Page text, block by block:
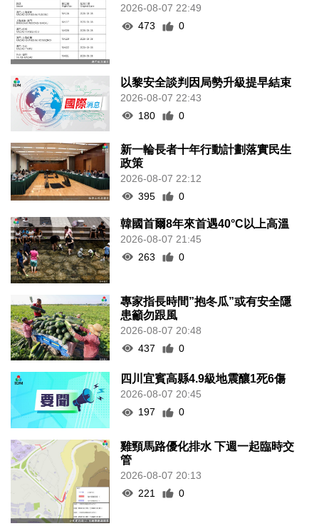
2026-08-07 22:49
473
0
以黎安全談判因局勢升級提早結束
2026-08-07 22:43
180
0
新一輪長者十年行動計劃落實民生
政策
2026-08-07 22:12
395
0
韓國首爾8年來首遇40°C以上高溫
2026-08-07 21:45
263
0
專家指長時間”抱冬瓜”或有安全隱
患籲勿跟風
2026-08-07 20:48
437
0
四川宜賓高縣4.9級地震釀1死6傷
2026-08-07 20:45
197
0
雞頸馬路優化排水 下週一起臨時交
管
2026-08-07 20:13
221
0